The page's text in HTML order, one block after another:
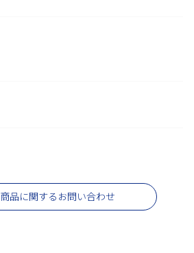
品に関するお問い合わせ